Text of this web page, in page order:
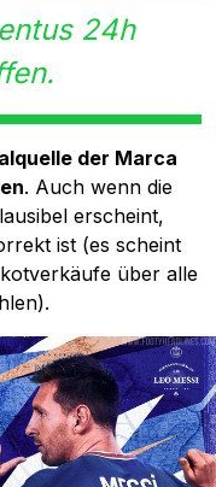
24h
der Marca
. Auch wenn die
erscheint,
ist (es scheint
über alle